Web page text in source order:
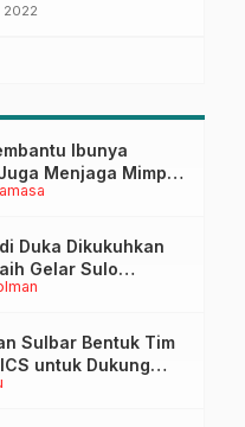
2022
Ibunya
Menjaga Mimpi
Cita-Cita
Duka Dikukuhkan
Gelar Sulo
Sulbar Bentuk Tim
untuk Dukung
di